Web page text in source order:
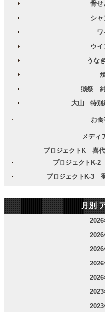
骨せ
シャ
ワ
ウイ
うな
獺祭 純
大山 特別
お
メディ
プロジェクトK 喜代
プロジェクトK-
プロジェクトK-3
月別